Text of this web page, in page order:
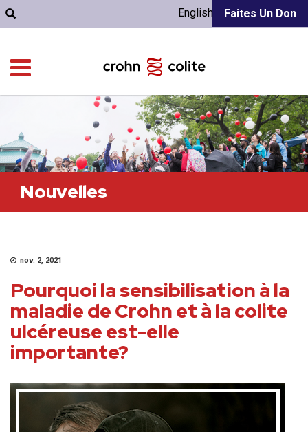
Faites Un Don
English
Nouvelles
nov. 2, 2021
Pourquoi la sensibilisation à la
maladie de Crohn et à la colite
ulcéreuse est-elle
importante?